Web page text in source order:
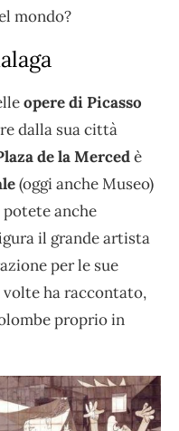
mondo?
opere di Picasso
dalla sua città
de la Mercedè
(oggi anche Museo)
potete anche
il grande artista
per le sue
volte ha raccontato,
proprio in